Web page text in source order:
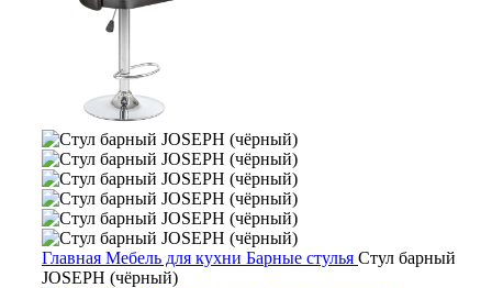
Главная Мебель для кухни Барные стулья Стул барный
JOSEPH (чёрный)